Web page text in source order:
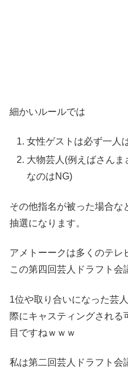
細かいルールでは
女性ゲストは必ず一人
大物芸人(例えばさん
なのはNG)
その他指名が被った場合な
抽選になります。
アメトーークは多くのテレ
この第四回芸人ドラフト会
1位や取り合いになった芸
際にキャスティングされる
目ですねｗｗｗ
私は第二回芸人ドラフト会